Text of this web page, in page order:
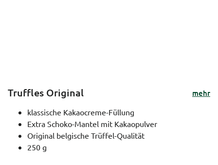
Truffles Original
mehr
klassische Kakaocreme-Füllung
Extra Schoko-Mantel mit Kakaopulver
Original belgische Trüffel-Qualität
250 g